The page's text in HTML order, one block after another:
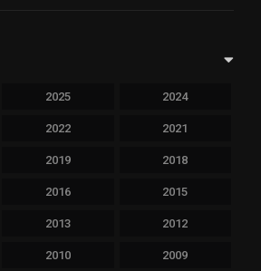
2025 2024
2022 2021
2019 2018
2016 2015
2013 2012
2010 2009